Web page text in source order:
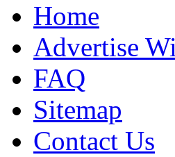
Home
Advertise
FAQ
Sitemap
Contact Us